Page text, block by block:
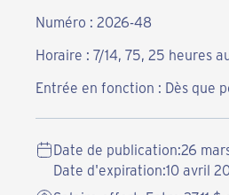
Numéro : 2026-48
Horaire : 7/14, 75, 25 heures
Entrée en fonction : Dès que
Date de publication:26
Date d'expiration:10 avril